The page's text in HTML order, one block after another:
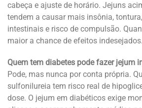
cabeça e ajuste de horário. Jejuns
tendem a causar mais insônia,
intestinais e risco de compulsão.
maior a chance de efeitos indesejados.
Quem tem diabetes pode fazer jejum
Pode, mas nunca por conta própria.
sulfonilureia tem risco real de
dose. O jejum em diabéticos exige